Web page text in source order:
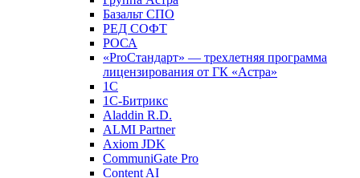
Базальт СПО
РЕД СОФТ
РОСА
«ProСтандарт» — трехлетняя программа
лицензирования от ГК «Астра»
1С
1С-Битрикc
Aladdin R.D.
ALMI Partner
Axiom JDK
CommuniGate Pro
Content AI